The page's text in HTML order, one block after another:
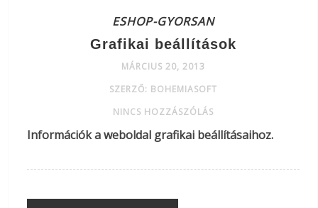
ESHOP-GYORSAN
Grafikai beállítások
MÁRCIUS 20, 2013
SZERZŐ: BOHEMIASOFT
NINCS HOZZÁSZÓLÁS
Információk a weboldal grafikai beállításaihoz.